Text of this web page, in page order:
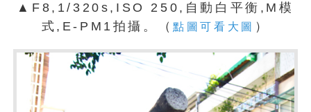
▲F8,1/320s,ISO 250,自動白平衡,M模
式,E-PM1拍攝。（點圖可看大圖 ）